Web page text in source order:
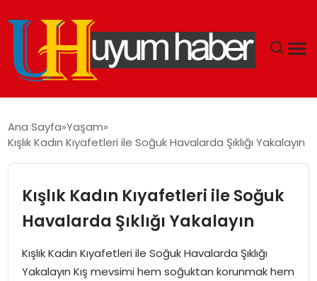
EKONOMI
SIYASET
DÜNYA
SPOR
Ana Sayfa Yaşam
Kışlık Kadın Kıyafetleri ile Soğuk Havalarda Şıklığı Yakalayın
Kışlık Kadın Kıyafetleri ile Soğuk
Havalarda Şıklığı Yakalayın
Kışlık Kadın Kıyafetleri ile Soğuk Havalarda Şıklığı
Yakalayın Kış mevsimi hem soğuktan korunmak hem